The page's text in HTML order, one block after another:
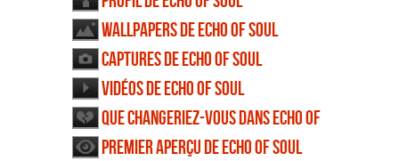
Wallpapers de Echo of Soul
Captures de Echo of Soul
Vidéos de Echo of Soul
Que changeriez-vous dans Echo of
Soul
Premier aperçu de Echo of Soul